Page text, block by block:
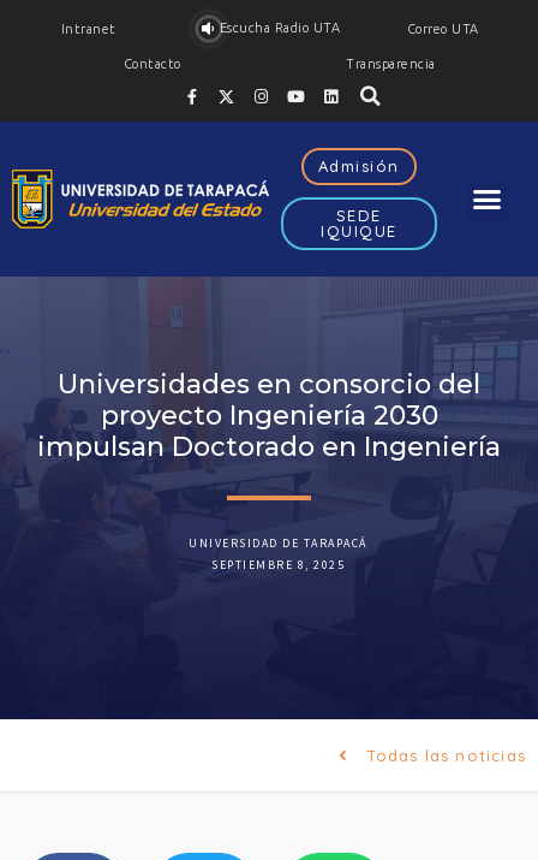
Intranet Escucha Radio UTA Correo UTA
Contacto Transparencia
Admisión
SEDE
IQUIQUE
Universidades en consorcio del
proyecto Ingeniería 2030
impulsan Doctorado en Ingeniería
UNIVERSIDAD DE TARAPACÁ
SEPTIEMBRE 8, 2025
Todas las noticias